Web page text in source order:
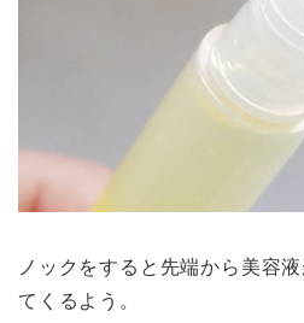
ノックをすると先端から美容
てくるよう。